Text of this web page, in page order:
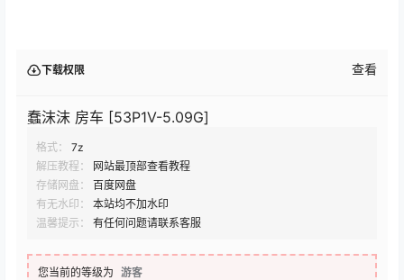
下载权限 查看
蠢沫沫 房车 [53P1V-5.09G]
格式：
7z
解压教程：
网站最顶部查看教程
存储网盘：
百度网盘
有无水印：
本站均不加水印
温馨提示：
有任何问题请联系客服
您当前的等级为 游客